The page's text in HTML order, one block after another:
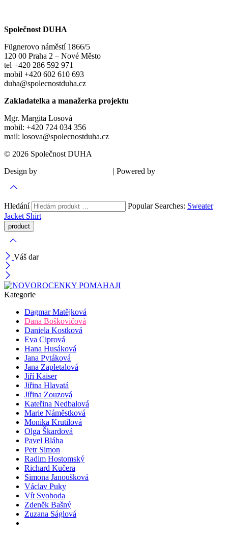
Společnost DUHA
Fügnerovo náměstí 1866/5
120 00 Praha 2 – Nové Město
tel +420 286 592 971
mobil +420 602 610 693
duha@spolecnostduha.cz
Zakladatelka a manažerka projektu
Mgr. Margita Losová
mobil: +420 724 034 356
mail: losova@spolecnostduha.cz
© 2026 Společnost DUHA
Design by
| Powered by
Hledání Popular Searches: Sweater
Jacket Shirt
Váš dar
Kategorie
Dagmar Matějková
Dana Boškovičová
Daniela Kostková
Eva Ciprová
Hana Husáková
Jana Pytáková
Jana Zapletalová
Jiří Kaiser
Jiřina Hlavatá
Jiřina Zouzová
Kateřina Nedbalová
Marie Náměstková
Monika Krutilová
Olga Škardová
Pavel Bláha
Petr Simon
Radim Hostomský
Richard Kučera
Simona Janoušková
Václav Puky
Vít Svoboda
Zdeněk Bašný
Zuzana Ságlová